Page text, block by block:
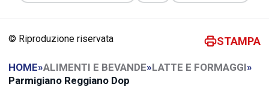
© Riproduzione riservata STAMPA
HOME»ALIMENTI E BEVANDE»LATTE E FORMAGGI»
Parmigiano Reggiano Dop